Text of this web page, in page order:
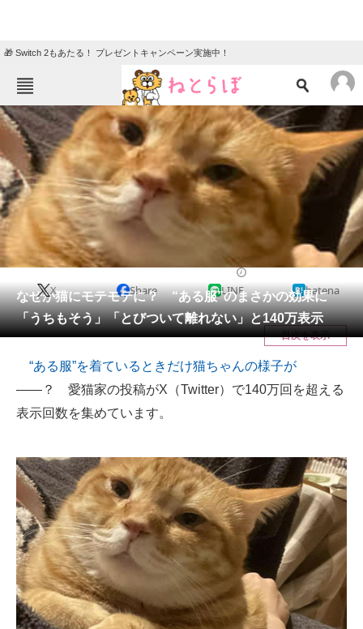
🎁 Switch 2もあたる！ プレゼントキャンペーン実施中！
ねとらぼメニュー
TOP ニュース
エンタメ クイズ
グルメ 地域
動物
会員記事
メディア
注目記事を集めた総合ページ
ITの今と未来を見通す
進化するPCとデバイスの未来
好きが集まる 比べて選べる
ビジネスと働き方のヒント
AI活用のいまが分かる
企業ITのトレンドを詳説
なぜか猫にモテモテに？ “ある服”のまさかの効果に
「うちもそう」「とびついて離れない」と140万表示
X Share LINE hatena
目次を表示
“ある服”を着ているときだけ猫ちゃんの様子が
――？ 愛猫家の投稿がX（Twitter）で140万回を超える
表示回数を集めています。